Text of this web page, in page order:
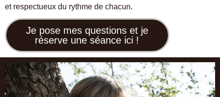
et respectueux du rythme de chacun.
Je pose mes questions et je
réserve une séance ici !